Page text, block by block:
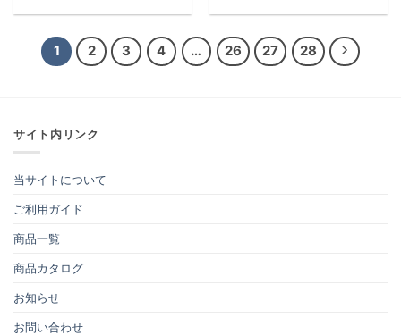
1 2 3 4 … 26 27 28
サイト内リンク
当サイトについて
ご利用ガイド
商品一覧
商品カタログ
お知らせ
お問い合わせ